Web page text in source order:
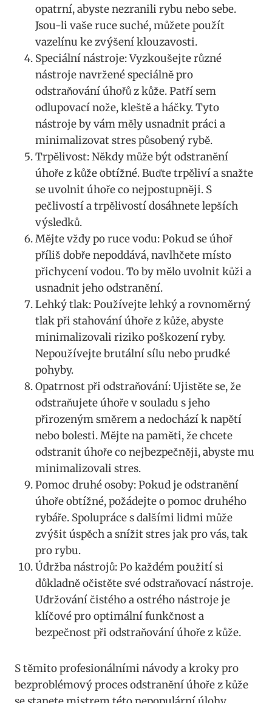
opatrní, abyste nezranili rybu nebo sebe.
Jsou-li vaše ruce suché, můžete použít
vazelínu ke zvýšení klouzavosti.
Speciální nástroje: Vyzkoušejte různé
nástroje navržené speciálně pro
odstraňování úhořů z kůže. Patří sem
odlupovací nože, kleště a háčky. Tyto
nástroje by vám měly usnadnit práci a
minimalizovat stres působený rybě.
Trpělivost: Někdy může být odstranění
úhoře z kůže obtížné. Buďte trpěliví a snažte
se uvolnit úhoře co nejpostupněji. S
pečlivostí a trpělivostí dosáhnete lepších
výsledků.
Mějte vždy po ruce vodu: Pokud se úhoř
příliš dobře nepoddává, navlhčete místo
přichycení vodou. To by mělo uvolnit kůži a
usnadnit jeho odstranění.
Lehký tlak: Používejte lehký a rovnoměrný
tlak při stahování úhoře z kůže, abyste
minimalizovali riziko poškození ryby.
Nepoužívejte brutální sílu nebo prudké
pohyby.
Opatrnost při odstraňování: Ujistěte se, že
odstraňujete úhoře v souladu s jeho
přirozeným směrem a nedochází k napětí
nebo bolesti. Mějte na paměti, že chcete
odstranit úhoře co nejbezpečněji, abyste mu
minimalizovali stres.
Pomoc druhé osoby: Pokud je odstranění
úhoře obtížné, požádejte o pomoc druhého
rybáře. Spolupráce s dalšími lidmi může
zvýšit úspěch a snížit stres jak pro vás, tak
pro rybu.
Údržba nástrojů: Po každém použití si
důkladně očistěte své odstraňovací nástroje.
Udržování čistého a ostrého nástroje je
klíčové pro optimální funkčnost a
bezpečnost při odstraňování úhoře z kůže.
S těmito profesionálními návody a kroky pro
bezproblémový proces odstranění úhoře z kůže